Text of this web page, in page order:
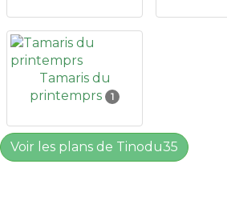
Tamaris du
printemprs
1
Voir les plans de Tinodu35